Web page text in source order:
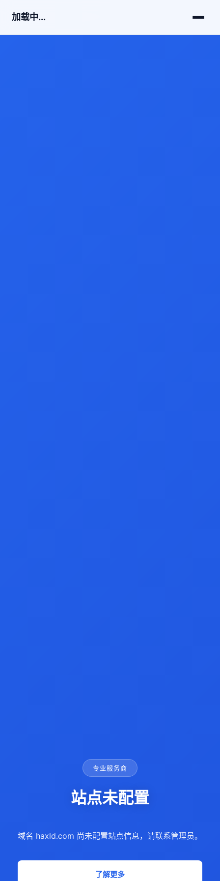
加载中...
专业服务商
站点未配置
域名 haxld.com 尚未配置站点信息，请联系管理员。
了解更多